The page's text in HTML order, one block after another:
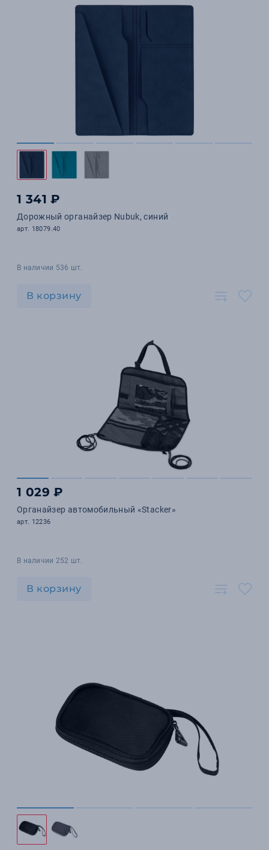
1 341 ₽
Дорожный органайзер Nubuk, синий
арт. 18079.40
В наличии 536 шт.
В корзину
1 029 ₽
Органайзер автомобильный «Stacker»
арт. 12236
В наличии 252 шт.
В корзину